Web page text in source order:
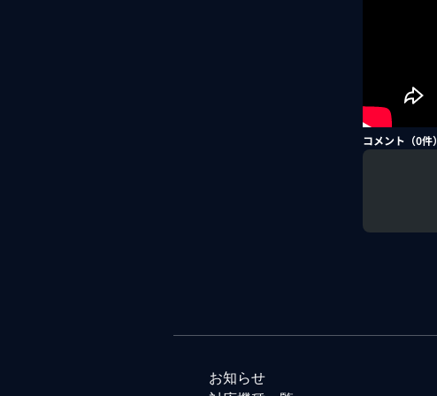
コメント（0件）
お知らせ